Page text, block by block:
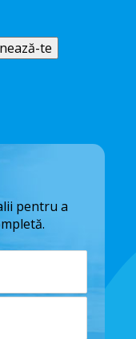
pentru a